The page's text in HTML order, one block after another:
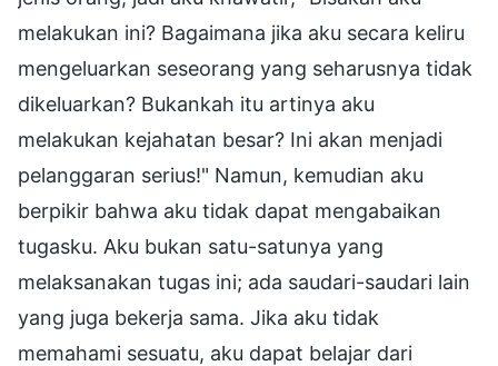
melakukan ini? Bagaimana jika aku secara keliru
mengeluarkan seseorang yang seharusnya tidak
dikeluarkan? Bukankah itu artinya aku
melakukan kejahatan besar? Ini akan menjadi
pelanggaran serius!" Namun, kemudian aku
berpikir bahwa aku tidak dapat mengabaikan
tugasku. Aku bukan satu-satunya yang
melaksanakan tugas ini; ada saudari-saudari lain
yang juga bekerja sama. Jika aku tidak
memahami sesuatu, aku dapat belajar dari